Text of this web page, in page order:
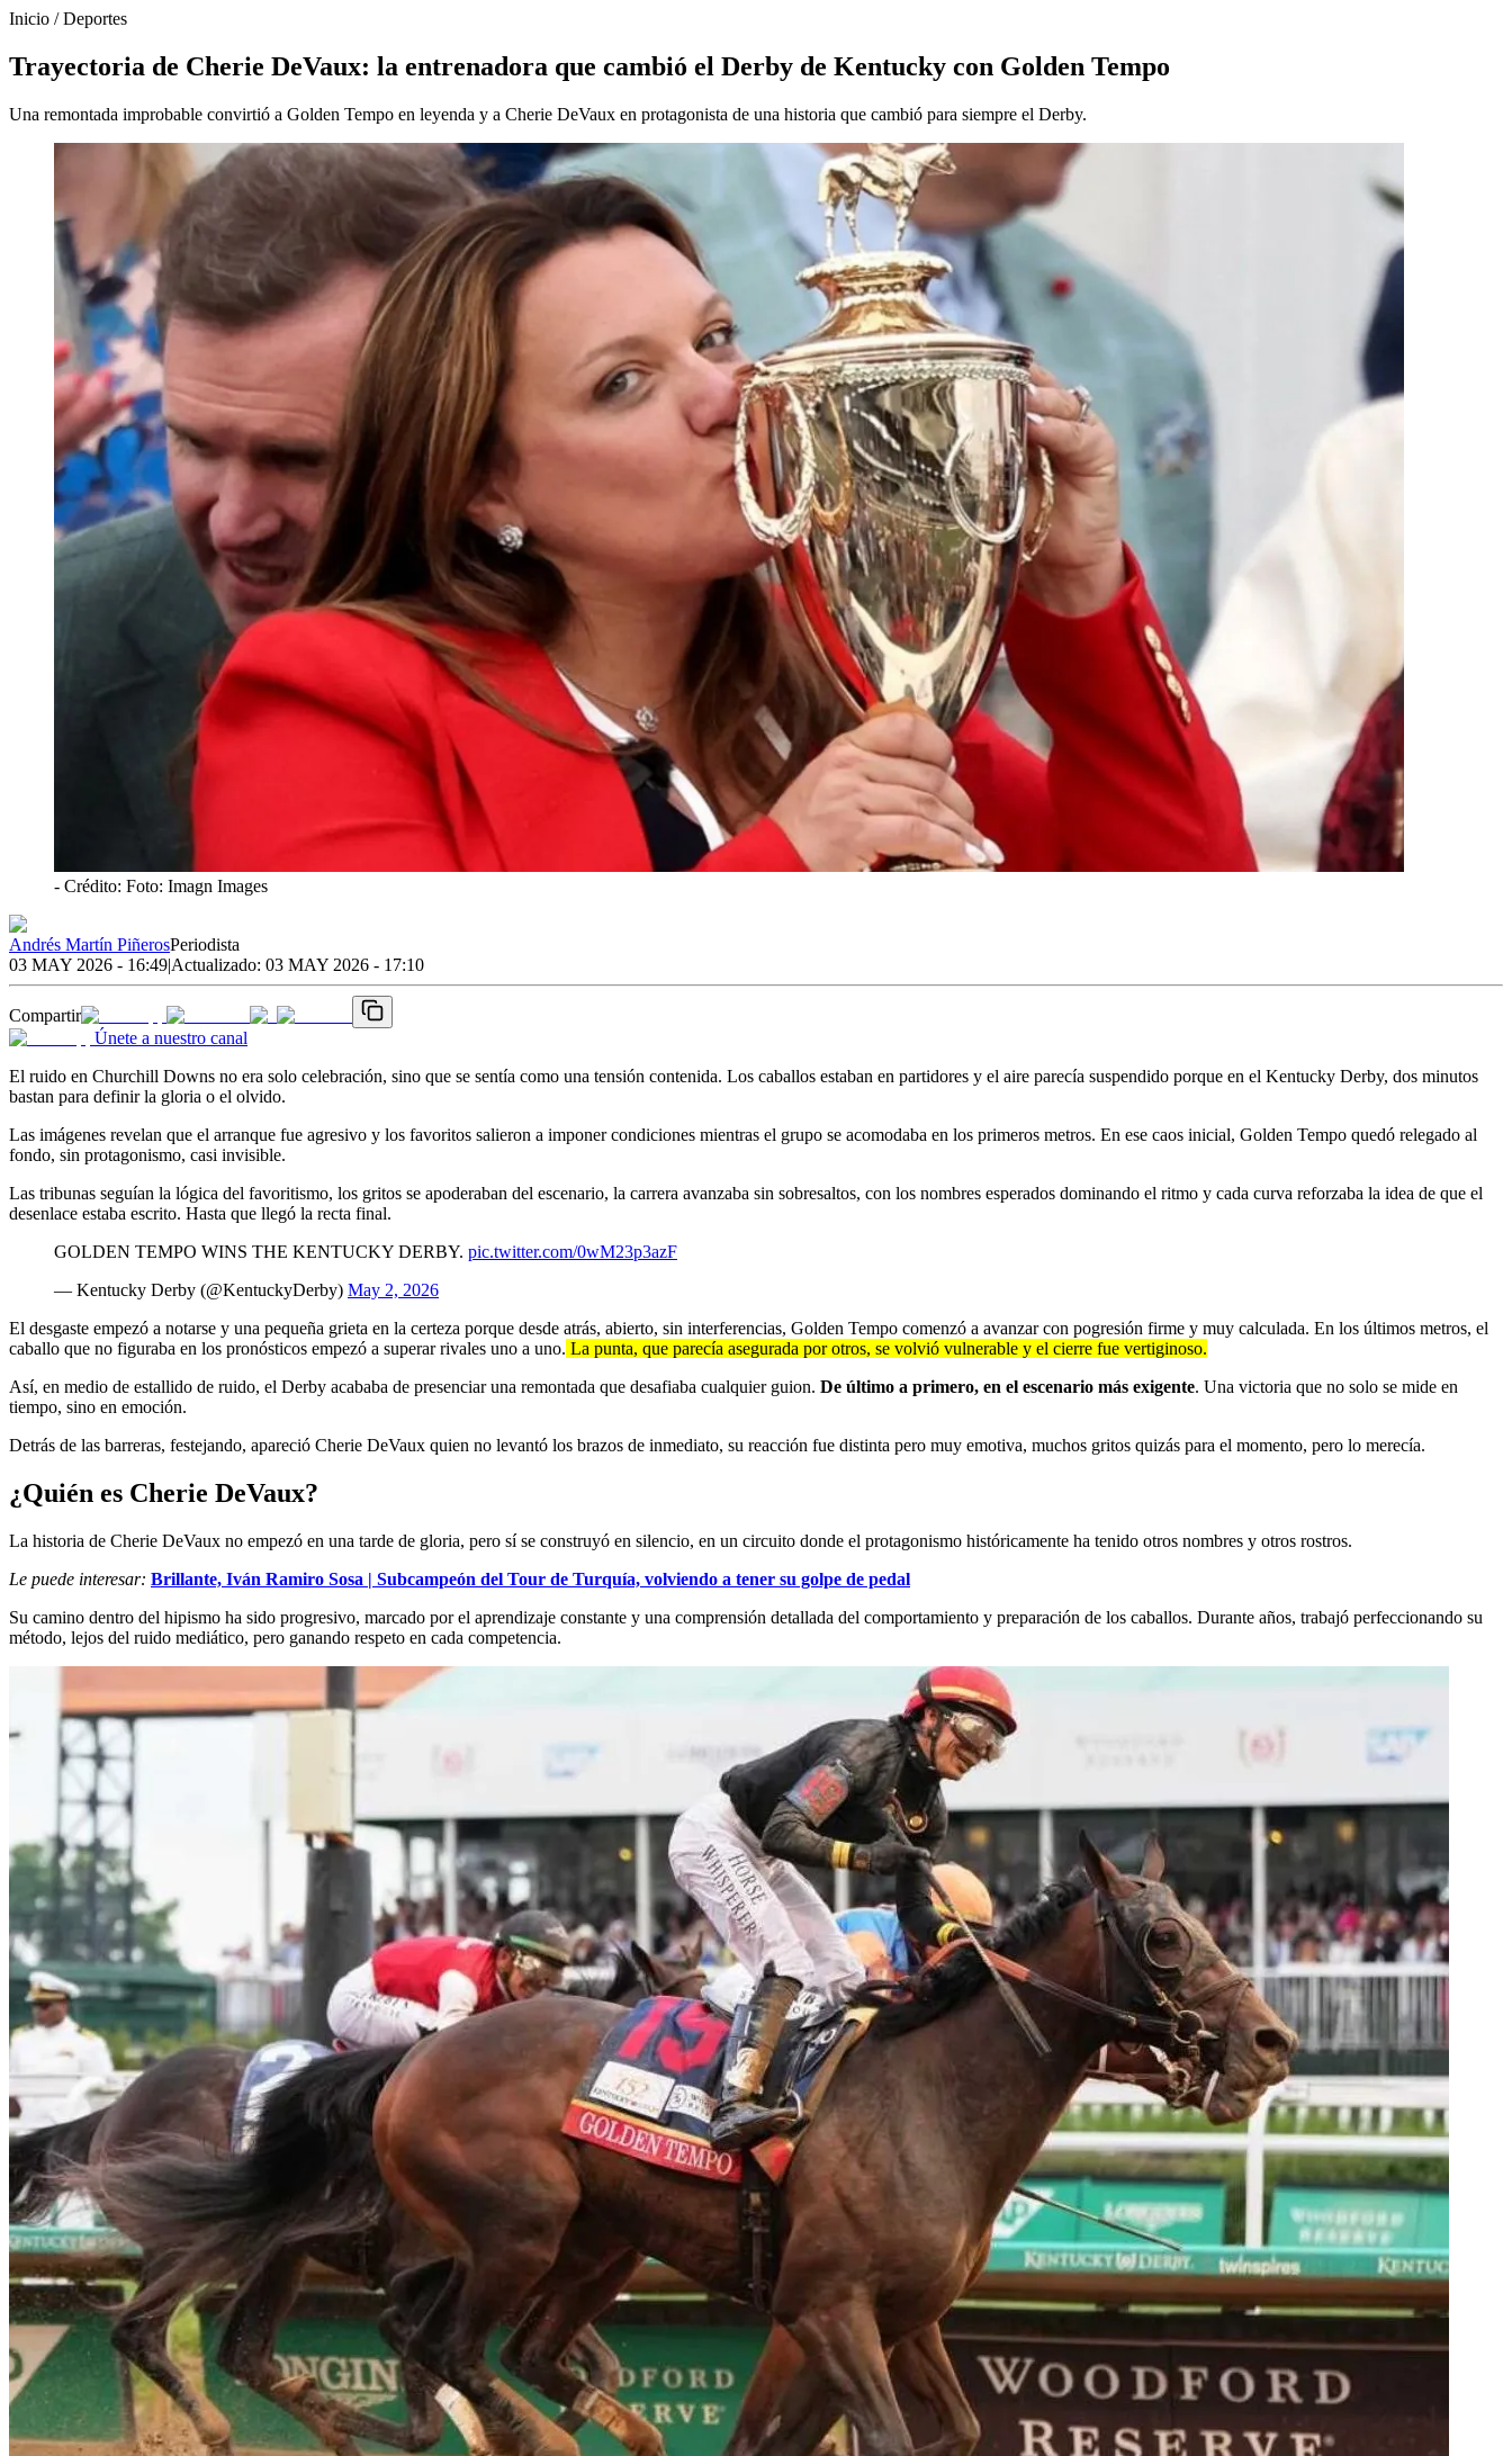
Inicio /Deportes
Trayectoria de Cherie DeVaux: la entrenadora que cambió el Derby de Kentucky con Golden Tempo
Una remontada improbable convirtió a Golden Tempo en leyenda y a Cherie DeVaux en protagonista de una historia que cambió para siempre el Derby.
- Crédito: Foto: Imagn Images
Andrés Martín PiñerosPeriodista
03 MAY 2026 - 16:49|Actualizado: 03 MAY 2026 - 17:10
Compartir
Únete a nuestro canal
El ruido en Churchill Downs no era solo celebración, sino que se sentía como una tensión contenida. Los caballos estaban en partidores y el aire parecía suspendido porque en el Kentucky Derby, dos minutos
bastan para definir la gloria o el olvido.
Las imágenes revelan que el arranque fue agresivo y los favoritos salieron a imponer condiciones mientras el grupo se acomodaba en los primeros metros. En ese caos inicial, Golden Tempo quedó relegado al
fondo, sin protagonismo, casi invisible.
Las tribunas seguían la lógica del favoritismo, los gritos se apoderaban del escenario, la carrera avanzaba sin sobresaltos, con los nombres esperados dominando el ritmo y cada curva reforzaba la idea de que el
desenlace estaba escrito. Hasta que llegó la recta final.
GOLDEN TEMPO WINS THE KENTUCKY DERBY. pic.twitter.com/0wM23p3azF
— Kentucky Derby (@KentuckyDerby) May 2, 2026
El desgaste empezó a notarse y una pequeña grieta en la certeza porque desde atrás, abierto, sin interferencias, Golden Tempo comenzó a avanzar con pogresión firme y muy calculada. En los últimos metros, el
caballo que no figuraba en los pronósticos empezó a superar rivales uno a uno. La punta, que parecía asegurada por otros, se volvió vulnerable y el cierre fue vertiginoso.
Así, en medio de estallido de ruido, el Derby acababa de presenciar una remontada que desafiaba cualquier guion. De último a primero, en el escenario más exigente. Una victoria que no solo se mide en
tiempo, sino en emoción.
Detrás de las barreras, festejando, apareció Cherie DeVaux quien no levantó los brazos de inmediato, su reacción fue distinta pero muy emotiva, muchos gritos quizás para el momento, pero lo merecía.
¿Quién es Cherie DeVaux?
La historia de Cherie DeVaux no empezó en una tarde de gloria, pero sí se construyó en silencio, en un circuito donde el protagonismo históricamente ha tenido otros nombres y otros rostros.
Le puede interesar: Brillante, Iván Ramiro Sosa | Subcampeón del Tour de Turquía, volviendo a tener su golpe de pedal
Su camino dentro del hipismo ha sido progresivo, marcado por el aprendizaje constante y una comprensión detallada del comportamiento y preparación de los caballos. Durante años, trabajó perfeccionando su
método, lejos del ruido mediático, pero ganando respeto en cada competencia.